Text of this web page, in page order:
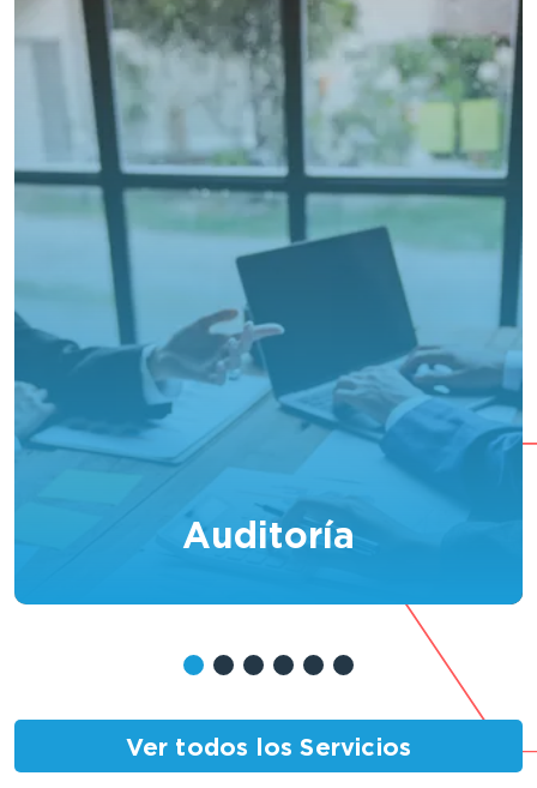
Auditoría
Para el desarrollo de auditorías nos
concentramos en las áreas de mayor riesgo para
su empresa, enfatizando en el entendimiento de
la organización y su industria, la comunicación
frecuente con la administración del cliente y el
uso de herramientas tecnológicas aplicables.
Ver todos los Servicios